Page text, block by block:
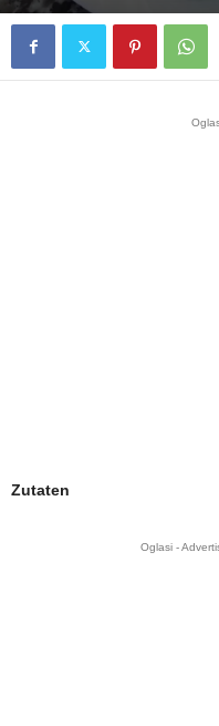
Zutaten
Oglasi -